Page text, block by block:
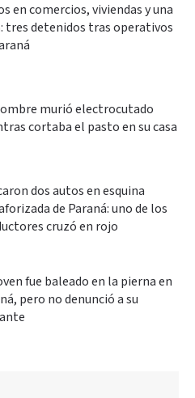
en comercios, viviendas y una
tres detenidos tras operativos
murió electrocutado
cortaba el pasto en su casa
dos autos en esquina
de Paraná: uno de los
cruzó en rojo
fue baleado en la pierna en
pero no denunció a su